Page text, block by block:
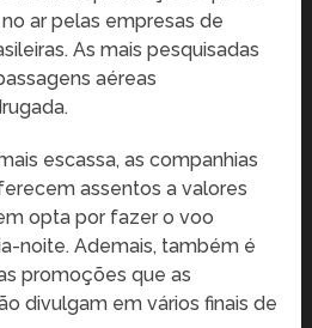
ar pelas empresas de
As mais pesquisadas
aéreas
escassa, as companhias
assentos a valores
opta por fazer o voo
noite. Ademais, também é
promoções que as
divulgam em vários finais de